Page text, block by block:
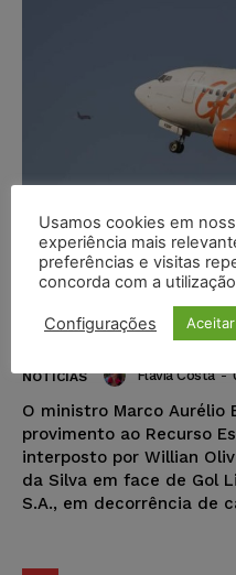
STJ condena
por venda
NOTÍCIAS Flávia Costa -
O ministro Marco Aurélio
provimento ao Recurso
interposto por Willian
da Silva em face de Gol
S.A., em decorrência de
Usamos cookies em
experiência mais
preferências e visitas
concorda com a
Configurações Aceitar